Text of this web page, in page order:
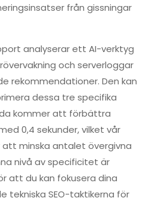
från gissningar
analyserar ett AI-verktyg
och serverloggar
rekommendationer. Den kan
dessa tre specifika
kommer att förbättra
0,4 sekunder, vilket vår
minska antalet övergivna
nivå av specificitet är
att du kan fokusera dina
tekniska SEO-taktikerna för